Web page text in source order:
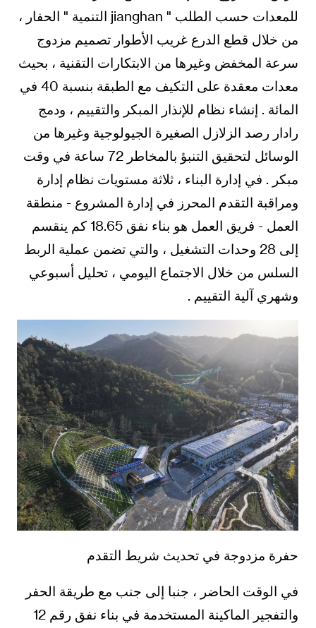
للمعدات حسب الطلب " jianghan التنمية " الحفار ،
من خلال قطع الدرع غريب الأطوار تصميم مزدوج
سرعة المخفض وغيرها من الابتكارات التقنية ، بحيث
معدات معقدة على التكيف مع الطبقة بنسبة 40 في
المائة . إنشاء نظام للإنذار المبكر والتقييم ، ودمج
رادار رصد الزلازل الصغيرة الجيولوجية وغيرها من
الوسائل لتحقيق التنبؤ بالمخاطر 72 ساعة في وقت
مبكر . في إدارة البناء ، ثلاثة مستويات نظام إدارة
ومراقبة التقدم المحرز في إدارة المشروع - منطقة
العمل - فريق العمل هو بناء نفق 18.65 كم ينقسم
إلى 28 وحدات التشغيل ، والتي تضمن عملية الربط
السلس من خلال الاجتماع اليومي ، تحليل أسبوعي
وشهري آلية التقييم .
حفرة مزدوجة في تحديث شريط التقدم
في الوقت الحاضر ، جنبا إلى جنب مع طريقة الحفر
والتفجير الماكينة المستخدمة في بناء نفق رقم 12